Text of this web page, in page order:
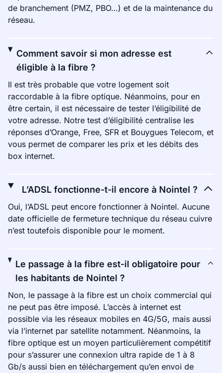
de branchement (PMZ, PBO…) et de la maintenance du
réseau.
Comment savoir si mon adresse est
éligible à la fibre ?
Il est très probable que votre logement soit
raccordable à la fibre optique. Néanmoins, pour en
être certain, il est nécessaire de tester l’éligibilité de
votre adresse. Notre test d’éligibilité centralise les
réponses d’Orange, Free, SFR et Bouygues Telecom, et
vous permet de comparer les prix et les débits des
box internet.
L’ADSL fonctionne-t-il encore à Nointel ?
Oui, l’ADSL peut encore fonctionner à Nointel. Aucune
date officielle de fermeture technique du réseau cuivre
n’est toutefois disponible pour le moment.
Le passage à la fibre est-il obligatoire pour
les habitants de Nointel ?
Non, le passage à la fibre est un choix commercial qui
ne peut pas être imposé. L’accès à internet est
possible via les réseaux mobiles en 4G/5G, mais aussi
via l’internet par satellite notamment. Néanmoins, la
fibre optique est un moyen particulièrement compétitif
pour s’assurer une connexion ultra rapide de 1 à 8
Gb/s aussi bien en téléchargement qu’en envoi de